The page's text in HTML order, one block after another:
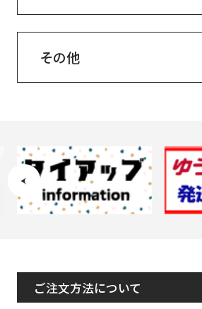
その他
ご注文方法について